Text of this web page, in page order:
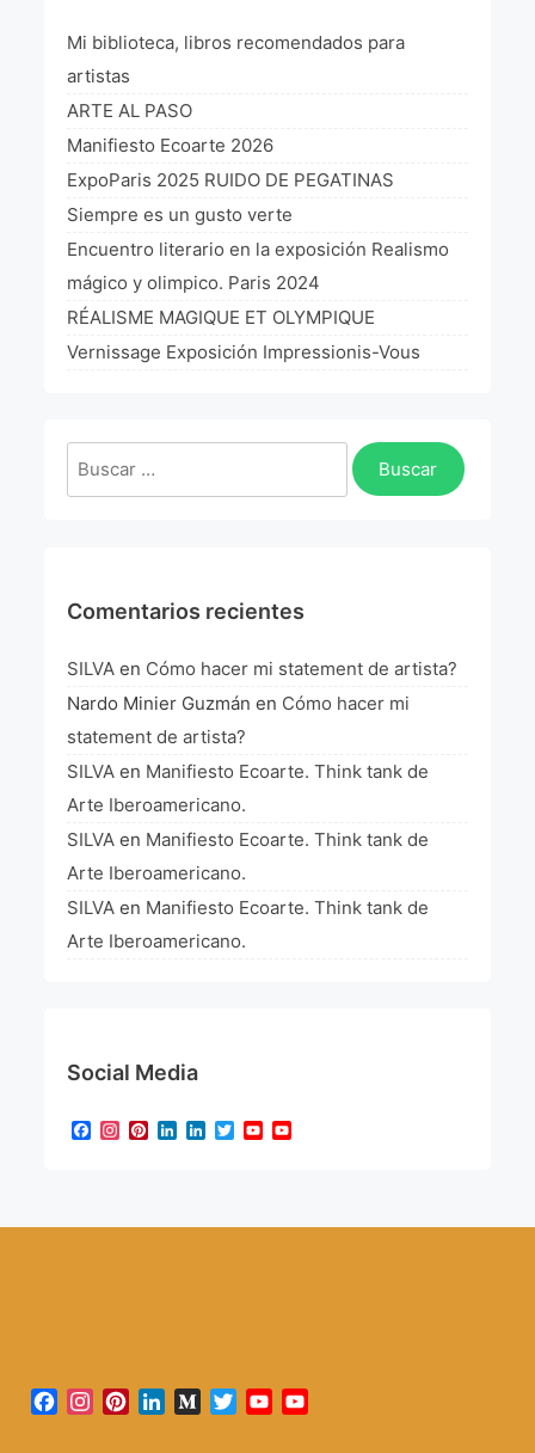
L’art Colombien à Paris 2019
L’art Latino-américain à Paris 2019
Reflecting Source. NY 2019
«Sincronías con sentido» Bogotá Colombia 2019
«Huellas trashumantes» New York 2018
Commissaire D’exposition
Manifiesto Ecoarte
Mi biblioteca, libros recomendados para
artistas
ARTE AL PASO
Manifiesto Ecoarte 2026
ExpoParis 2025 RUIDO DE PEGATINAS
Siempre es un gusto verte
Encuentro literario en la exposición Realismo
mágico y olimpico. Paris 2024
RÉALISME MAGIQUE ET OLYMPIQUE
Vernissage Exposición Impressionis-Vous
Buscar:
Comentarios recientes
SILVA en Cómo hacer mi statement de artista?
Nardo Minier Guzmán en Cómo hacer mi
statement de artista?
SILVA en Manifiesto Ecoarte. Think tank de
Arte Iberoamericano.
SILVA en Manifiesto Ecoarte. Think tank de
Arte Iberoamericano.
SILVA en Manifiesto Ecoarte. Think tank de
Arte Iberoamericano.
Social Media
Facebook
Instagram
Pinterest
LinkedIn
LinkedIn
TwitterYouTube
Facebook
Instagram
PinterestLinkedInMediumTwitterYouTube